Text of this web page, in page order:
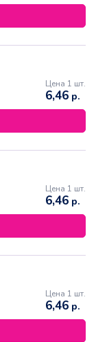
Цена 1 шт.
6,46 р.
Цена 1 шт.
6,46 р.
Цена 1 шт.
6,46 р.